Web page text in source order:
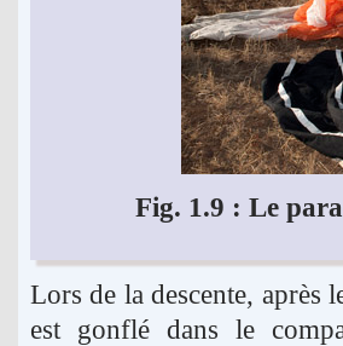
Fig. 1.9 : Le
Lors de la descente, après
est gonflé dans le